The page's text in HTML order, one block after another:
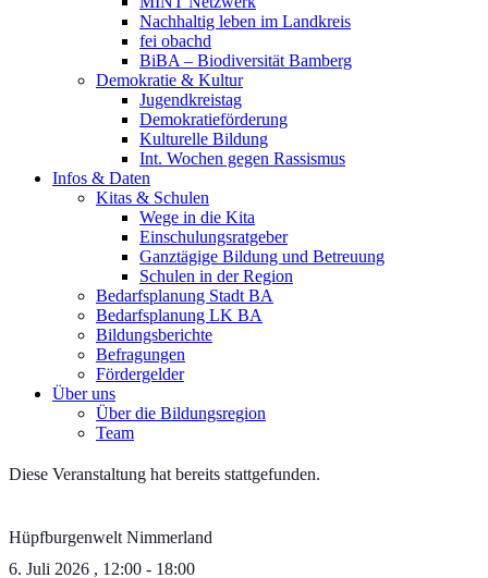
Nachhaltig leben im Landkreis
fei obachd
BiBA – Biodiversität Bamberg
Demokratie & Kultur
Jugendkreistag
Demokratieförderung
Kulturelle Bildung
Int. Wochen gegen Rassismus
Infos & Daten
Kitas & Schulen
Wege in die Kita
Einschulungsratgeber
Ganztägige Bildung und Betreuung
Schulen in der Region
Bedarfsplanung Stadt BA
Bedarfsplanung LK BA
Bildungsberichte
Befragungen
Förder­gelder
Über uns
Über die Bildungsregion
Team
Diese Veranstaltung hat bereits stattgefunden.
Hüpfburgenwelt Nimmerland
6. Juli 2026 , 12:00 - 18:00